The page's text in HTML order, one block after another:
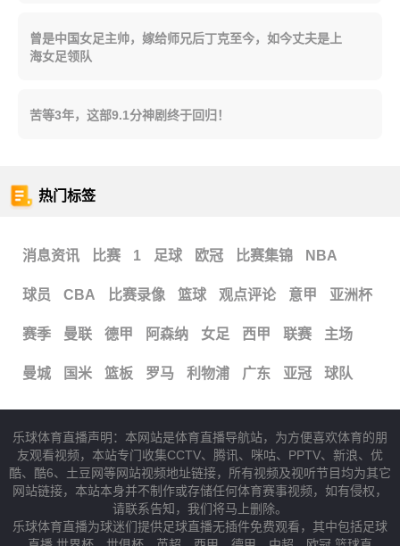
曾是中国女足主帅，嫁给师兄后丁克至今，如今丈夫是上
海女足领队
苦等3年，这部9.1分神剧终于回归！
热门标签
消息资讯 比赛 1 足球 欧冠 比赛集锦 NBA
球员 CBA 比赛录像 篮球 观点评论 意甲 亚洲杯
赛季 曼联 德甲 阿森纳 女足 西甲 联赛 主场
曼城 国米 篮板 罗马 利物浦 广东 亚冠 球队
乐球体育直播声明：本网站是体育直播导航站，为方便喜欢体育的朋
友观看视频，本站专门收集CCTV、腾讯、咪咕、PPTV、新浪、优
酷、酷6、土豆网等网站视频地址链接，所有视频及视听节目均为其它
网站链接，本站本身并不制作或存储任何体育赛事视频，如有侵权，
请联系告知，我们将马上删除。
乐球体育直播为球迷们提供足球直播无插件免费观看，其中包括足球